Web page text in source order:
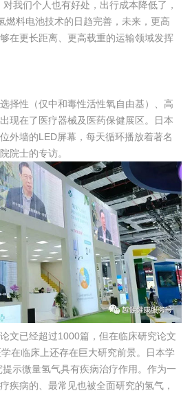
我们个人也有好处，出行成本降低了，
燃料电池技术的日趋完善，未来，更高
在更长距离、更高载重的运输领域发挥
择性（仅中和毒性活性氧自由基）、高
现在了医疗器械及医药保健展区。日本
外墙的LED屏幕，每天循环播放着著名
院士的专访。
文已经超过1000篇，但在临床研究论文
在临床上还存在巨大研究前景。日本学
示微量氢气具有疾病治疗作用。作为一
疾病的、最常见也被全面研究的氢气，